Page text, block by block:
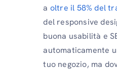
a oltre il 58% del
del responsive
buona usabilità e
automaticamente
tuo negozio, ma